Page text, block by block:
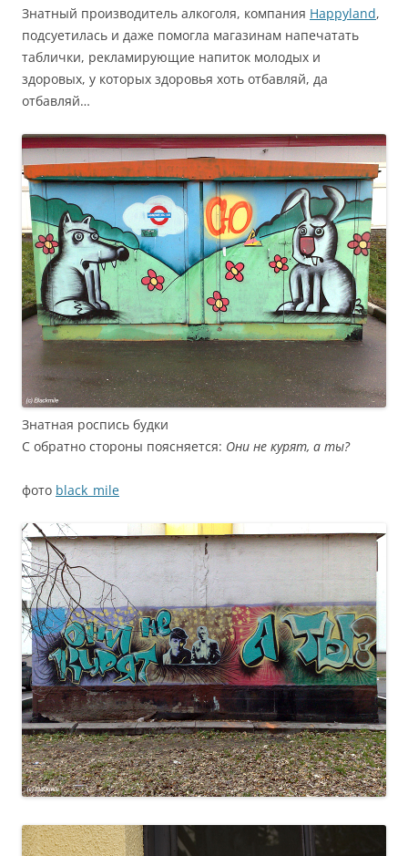
Знатный производитель алкоголя, компания Happyland,
подсуетилась и даже помогла магазинам напечатать
таблички, рекламирующие напиток молодых и
здоровых, у которых здоровья хоть отбавляй, да
отбавляй…
Знатная роспись будки
С обратно стороны поясняется: Они не курят, а ты?
фото black_mile